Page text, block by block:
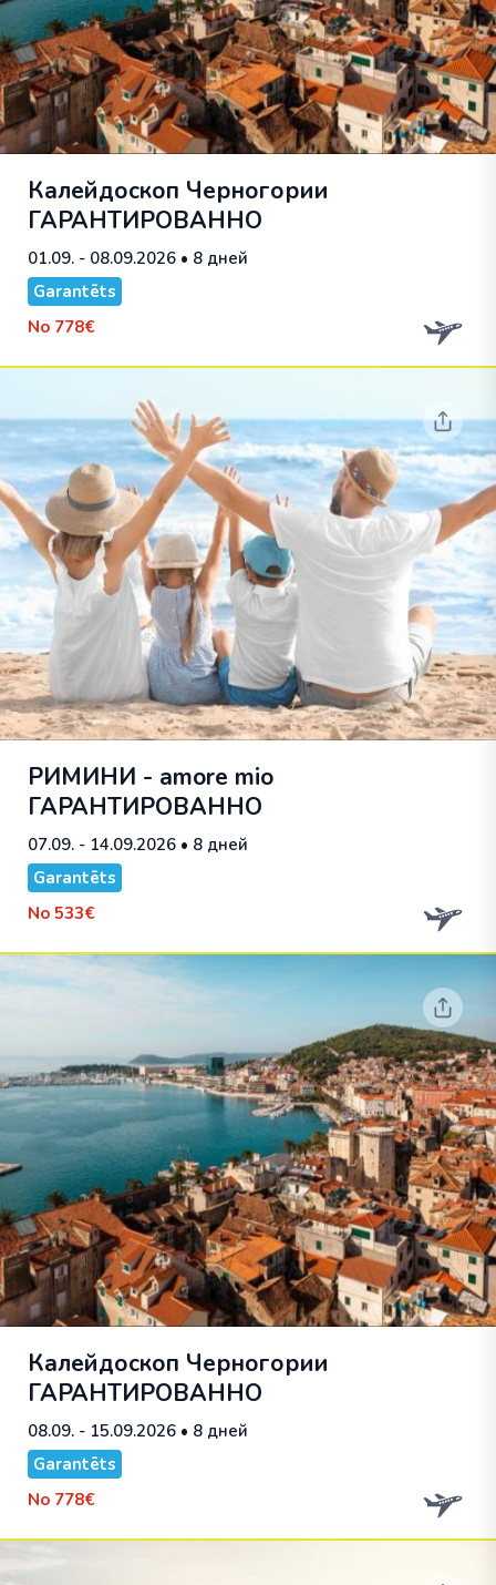
Калейдоскоп Черногории
ГАРАНТИРОВАННО
01.09. - 08.09.2026 • 8 дней
Garantēts
No 778€
РИМИНИ - amore mio
ГАРАНТИРОВАННО
07.09. - 14.09.2026 • 8 дней
Garantēts
No 533€
Калейдоскоп Черногории
ГАРАНТИРОВАННО
08.09. - 15.09.2026 • 8 дней
Garantēts
No 778€